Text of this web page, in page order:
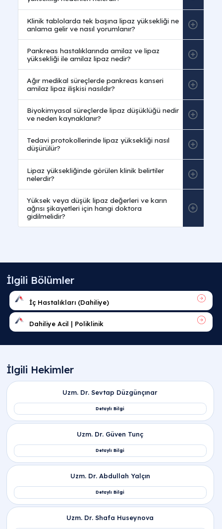
Sıkça Sorulan Sorular
Biyokimya kartlarında yer alan lipaz nedir,
lipaz enzimi nedir ve ne demek?
demek? Pankreas tarafından üretilip sindirim
(trigliseritlerin) yapı taşlarına ayrışmasını
temel bir sindirim enzimidir. Tıbbi tahlillerdelipaz
değeri nedirsorusu; pankreas organının sağlık
durumunu, hücresel bütünlüğünü ve olası iltihabi
süreçlerini değerlendirmek amacıyla ölçülen kritik
parametreyi ifade eder.
Sindirim fizyolojisinde lipaz nerede üretilir ve
lipaz nereden salgılanır?
Tıbbi laboratuvarlarda lipaz testi nedir ve lipaz
kaç olmalı?